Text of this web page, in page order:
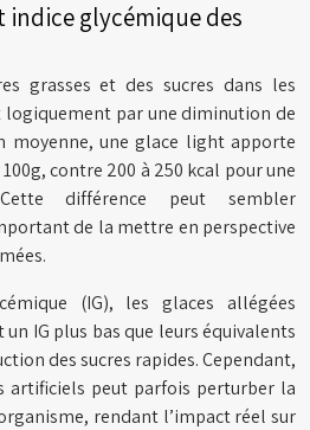
glycémique des
grasses et des sucres dans les
logiquement par une diminution de
moyenne, une glace light apporte
contre 200 à 250 kcal pour une
différence peut sembler
de la mettre en perspective
(IG), les glaces allégées
IG plus bas que leurs équivalents
des sucres rapides. Cependant,
artificiels peut parfois perturber la
rendant l’impact réel sur